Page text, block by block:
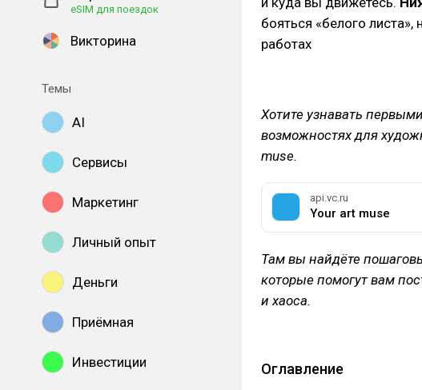
eSIM для поездок
Викторина
Темы
AI
Сервисы
Маркетинг
Личный опыт
Деньги
Приёмная
Инвестиции
бояться «белого
работах
Хотите узнавать
возможностях для
muse.
api.vc.ru
Your art muse
Там вы найдёте
которые помогут вам
и хаоса.
Оглавление